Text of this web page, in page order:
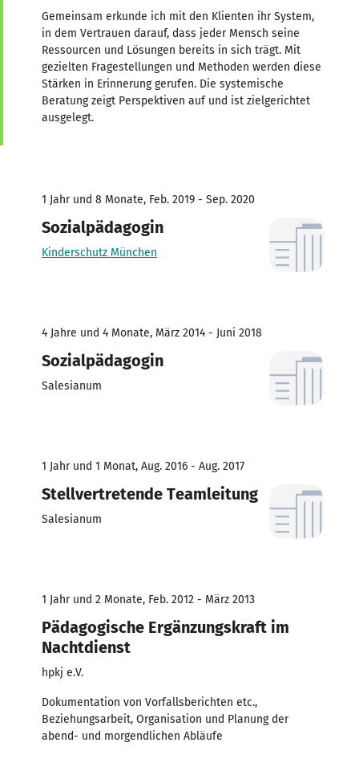
Gemeinsam erkunde ich mit den Klienten ihr System,
in dem Vertrauen darauf, dass jeder Mensch seine
Ressourcen und Lösungen bereits in sich trägt. Mit
gezielten Fragestellungen und Methoden werden diese
Stärken in Erinnerung gerufen. Die systemische
Beratung zeigt Perspektiven auf und ist zielgerichtet
ausgelegt.
1 Jahr und 8 Monate, Feb. 2019 - Sep. 2020
Sozialpädagogin
Kinderschutz München
4 Jahre und 4 Monate, März 2014 - Juni 2018
Sozialpädagogin
Salesianum
1 Jahr und 1 Monat, Aug. 2016 - Aug. 2017
Stellvertretende Teamleitung
Salesianum
1 Jahr und 2 Monate, Feb. 2012 - März 2013
Pädagogische Ergänzungskraft im
Nachtdienst
hpkj e.V.
Dokumentation von Vorfallsberichten etc.,
Beziehungsarbeit, Organisation und Planung der
abend- und morgendlichen Abläufe